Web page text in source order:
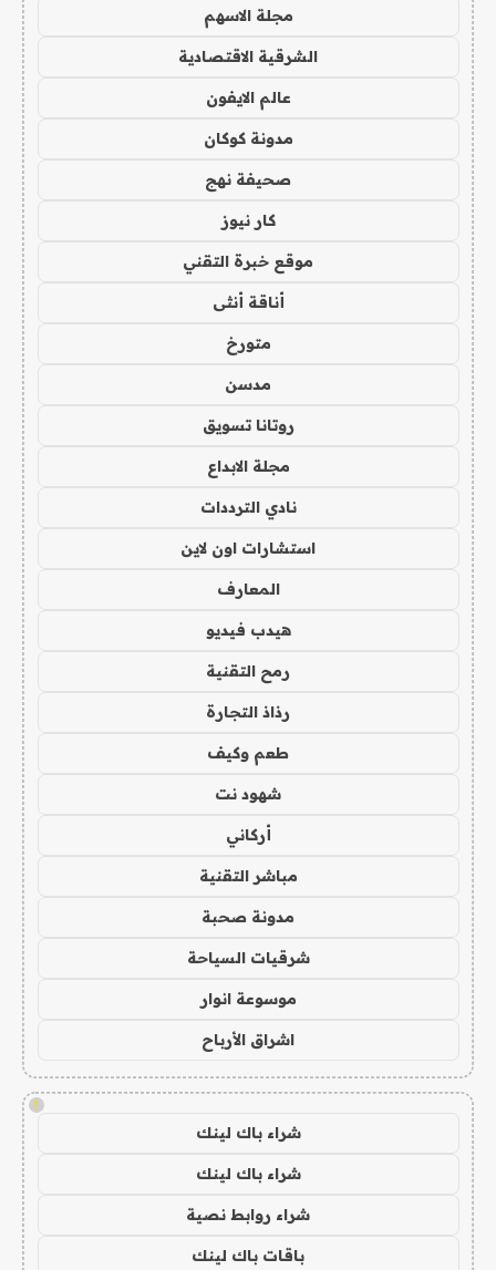
مجلة الاسهم
الشرقية الاقتصادية
عالم الايفون
مدونة كوكان
صحيفة نهج
كار نيوز
موقع خبرة التقني
أناقة أنثى
متورخ
مدسن
روتانا تسويق
مجلة الابداع
نادي الترددات
استشارات اون لاين
المعارف
هيدب فيديو
رمح التقنية
رذاذ التجارة
طعم وكيف
شهود نت
أركاني
مباشر التقنية
مدونة صحبة
شرقيات السياحة
موسوعة انوار
اشراق الأرباح
!
شراء باك لينك
شراء باك لينك
شراء روابط نصية
باقات باك لينك